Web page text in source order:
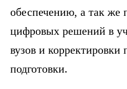
обеспечению, а так же
цифровых решений в
вузов и корректировки
подготовки.